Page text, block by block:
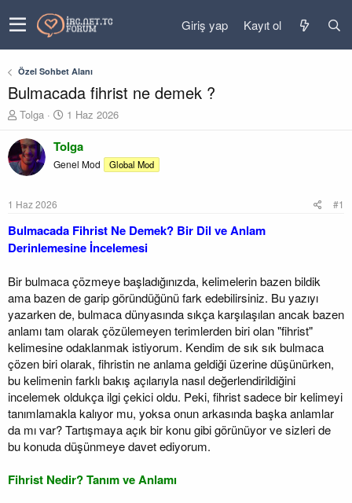
Giriş yap Kayıt ol
Özel Sohbet Alanı
Bulmacada fihrist ne demek ?
K
n
u
y
b
a
ş
a
a
n
Tolga
B
ş
l
a
ç
a
i
h
i
1 Haz 2026
Tolga
Genel Mod Global Mod
1 Haz 2026 #1
Bulmacada Fihrist Ne Demek? Bir Dil ve Anlam
Derinlemesine İncelemesi
Bir bulmaca çözmeye başladığınızda, kelimelerin bazen bildik
ama bazen de garip göründüğünü fark edebilirsiniz. Bu yazıyı
yazarken de, bulmaca dünyasında sıkça karşılaşılan ancak bazen
anlamı tam olarak çözülemeyen terimlerden biri olan "fihrist"
kelimesine odaklanmak istiyorum. Kendim de sık sık bulmaca
çözen biri olarak, fihristin ne anlama geldiği üzerine düşünürken,
bu kelimenin farklı bakış açılarıyla nasıl değerlendirildiğini
incelemek oldukça ilgi çekici oldu. Peki, fihrist sadece bir kelimeyi
tanımlamakla kalıyor mu, yoksa onun arkasında başka anlamlar
da mı var? Tartışmaya açık bir konu gibi görünüyor ve sizleri de
bu konuda düşünmeye davet ediyorum.
Fihrist Nedir? Tanım ve Anlamı